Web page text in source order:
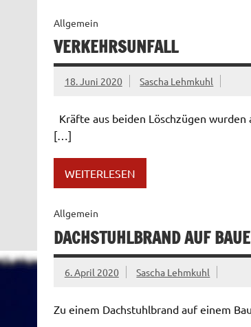
Allgemein
VERKEHRSUNFALL
18. Juni 2020 Sascha Lehmkuhl
Kräfte aus beiden Löschzügen
[…]
WEITERLESEN
Allgemein
DACHSTUHLBRAND AUF
6. April 2020 Sascha Lehmkuhl
Zu einem Dachstuhlbrand auf einem